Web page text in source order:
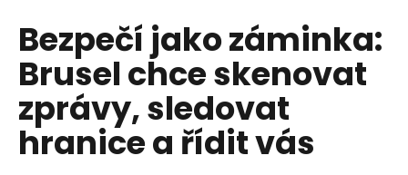
Bezpečí jako záminka:
Brusel chce skenovat
zprávy, sledovat
hranice a řídit vás